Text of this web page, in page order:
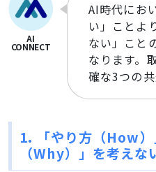
AI時代にお
い」ことよ
ない」こと
なります。
確な3つの共
1. 「やり方（How
（Why）」を考えな